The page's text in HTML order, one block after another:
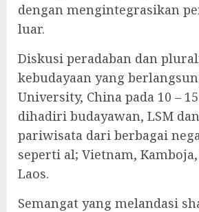
dengan mengintegrasikan
luar.
Diskusi peradaban dan
kebudayaan yang
University, China pada 10 –
dihadiri budayawan, LSM
pariwisata dari berbagai
seperti al; Vietnam,
Laos.
Semangat yang melandasi